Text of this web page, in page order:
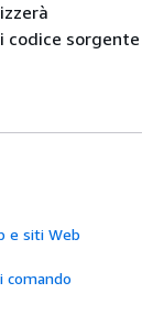
codice sorgente
e siti Web
comando